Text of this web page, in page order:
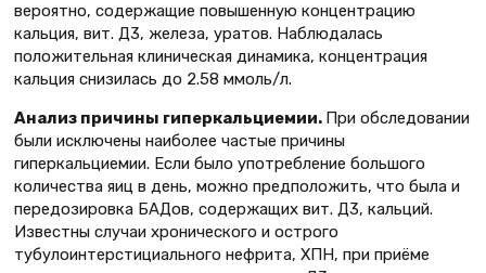
вероятно, содержащие повышенную концентрацию
кальция, вит. Д3, железа, уратов. Наблюдалась
положительная клиническая динамика, концентрация
кальция снизилась до 2.58 ммоль/л.
Анализ причины гиперкальциемии. При обследовании
были исключены наиболее частые причины
гиперкальциемии. Если было употребление большого
количества яиц в день, можно предположить, что была и
передозировка БАДов, содержащих вит. Д3, кальций.
Известны случаи хронического и острого
тубулоинтерстициального нефрита, ХПН, при приёме